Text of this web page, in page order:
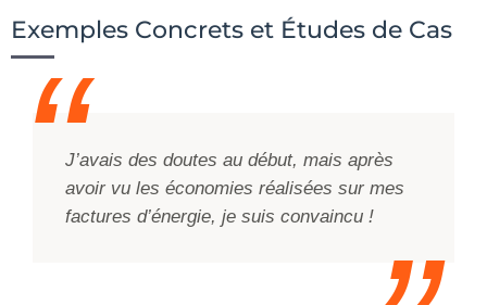
Exemples Concrets et Études de Cas
J’avais des doutes au début, mais après
avoir vu les économies réalisées sur mes
factures d’énergie, je suis convaincu !